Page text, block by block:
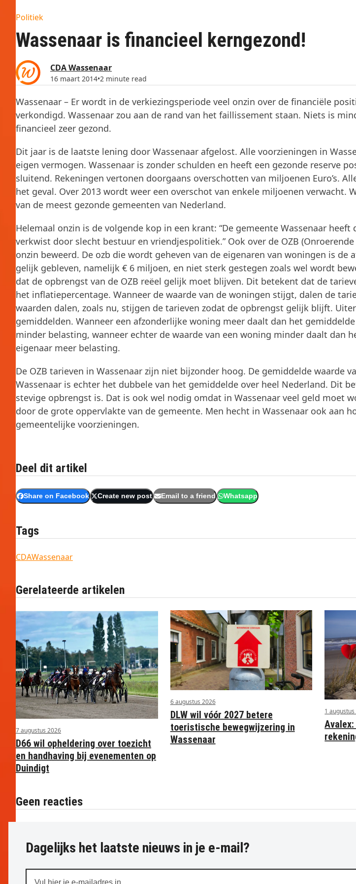
Politiek
Wassenaar is financieel kerngezond!
CDA Wassenaar
16 maart 2014•2 minute read
Wassenaar – Er wordt in de verkiezingsperiode veel onzin over de financiële
verkondigd. Wassenaar zou aan de rand van het faillissement staan. Niets is
financieel zeer gezond.
Dit jaar is de laatste lening door Wassenaar afgelost. Alle voorzieningen in
eigen vermogen. Wassenaar is zonder schulden en heeft een gezonde reserve
sluitend. Rekeningen vertonen doorgaans overschotten van miljoenen Euro’s.
het geval. Over 2013 wordt weer een overschot van enkele miljoenen verwacht.
van de meest gezonde gemeenten van Nederland.
Helemaal onzin is de volgende kop in een krant: “De gemeente Wassenaar
verkwist door slecht bestuur en vriendjespolitiek.” Ook over de OZB
onzin beweerd. De ozb die wordt geheven van de eigenaren van woningen is de
gelijk gebleven, namelijk € 6 miljoen, en niet sterk gestegen zoals wel wordt
dat de opbrengst van de OZB reëel gelijk moet blijven. Dit betekent dat de
het inflatiepercentage. Wanneer de waarde van de woningen stijgt, dalen de
waarden dalen, zoals nu, stijgen de tarieven zodat de opbrengst gelijk blijft.
gemiddelden. Wanneer een afzonderlijke woning meer daalt dan het
minder belasting, wanneer echter de waarde van een woning minder daalt dan
eigenaar meer belasting.
De OZB tarieven in Wassenaar zijn niet bijzonder hoog. De gemiddelde waarde
Wassenaar is echter het dubbele van het gemiddelde over heel Nederland. Dit
stevige opbrengst is. Dat is ook wel nodig omdat in Wassenaar veel geld moet
door de grote oppervlakte van de gemeente. Men hecht in Wassenaar ook aan
gemeentelijke voorzieningen.
Deel dit artikel
Share on Facebook Create new post Email to a friend Whatsapp
Tags
CDAWassenaar
Gerelateerde artikelen
7 augustus 2026
D66 wil opheldering over toezicht
en handhaving bij evenementen op
Duindigt
6 augustus 2026
DLW wil vóór 2027 betere
toeristische bewegwijzering in
Wassenaar
1
Geen reacties
Dagelijks het laatste nieuws in je e-mail?